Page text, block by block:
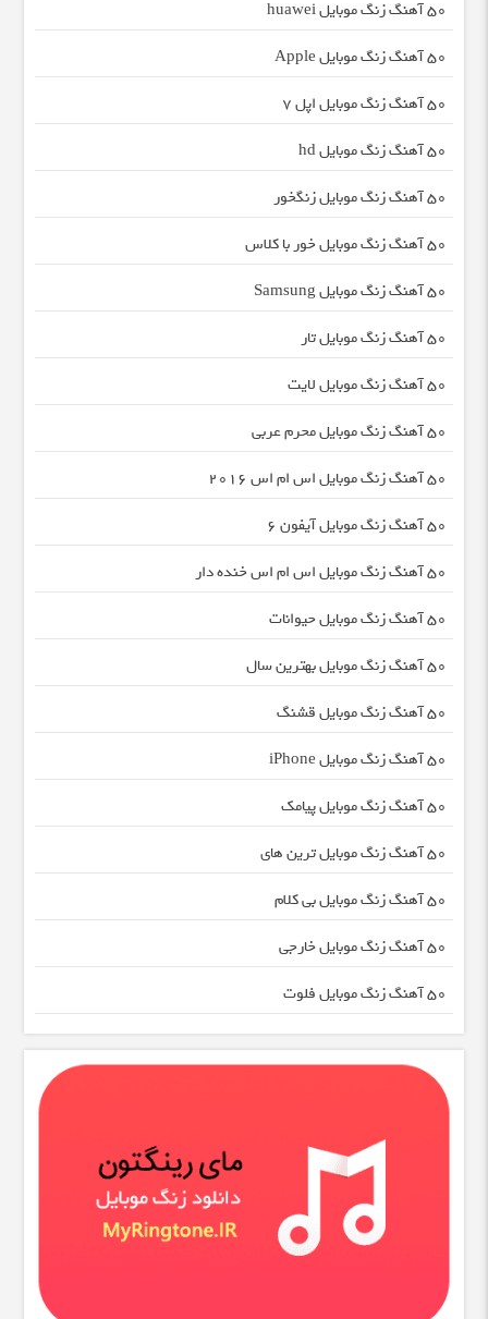
50 آهنگ زنگ موبایل huawei
50 آهنگ زنگ موبایل Apple
50 آهنگ زنگ موبایل اپل 7
50 آهنگ زنگ موبایل hd
50 آهنگ زنگ موبایل زنگخور
50 آهنگ زنگ موبایل خور با کلاس
50 آهنگ زنگ موبایل Samsung
50 آهنگ زنگ موبایل تار
50 آهنگ زنگ موبایل لایت
50 آهنگ زنگ موبایل محرم عربی
50 آهنگ زنگ موبایل اس ام اس 2016
50 آهنگ زنگ موبایل آیفون 6
50 آهنگ زنگ موبایل اس ام اس خنده دار
50 آهنگ زنگ موبایل حیوانات
50 آهنگ زنگ موبایل بهترین سال
50 آهنگ زنگ موبایل قشنگ
50 آهنگ زنگ موبایل iPhone
50 آهنگ زنگ موبایل پیامک
50 آهنگ زنگ موبایل ترین های
50 آهنگ زنگ موبایل بی کلام
50 آهنگ زنگ موبایل خارجی
50 آهنگ زنگ موبایل فلوت